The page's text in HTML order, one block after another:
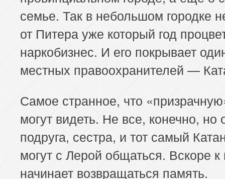
семье. Так в небольшом городке
от Питера уже который год
наркобизнес. И его покрывает
местных правоохранителей —
Самое странное, что
могут видеть. Не все, конечно, но
подруга, сестра, и тот самый
могут с Лерой общаться. Вскоре к
начинает возвращаться память.